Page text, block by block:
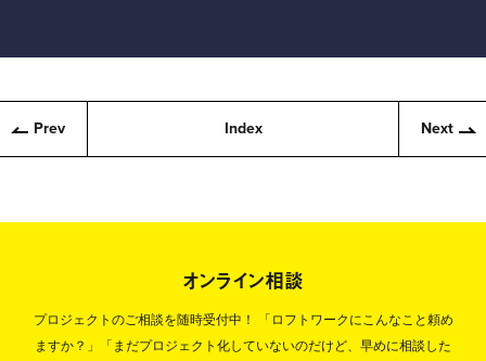
Prev Index Next
オンライン相談
プロジェクトのご相談を随時受付中！
「ロフトワークにこんなこと頼め
ますか？」「まだプロジェクト化していないのだけど、早めに相談した